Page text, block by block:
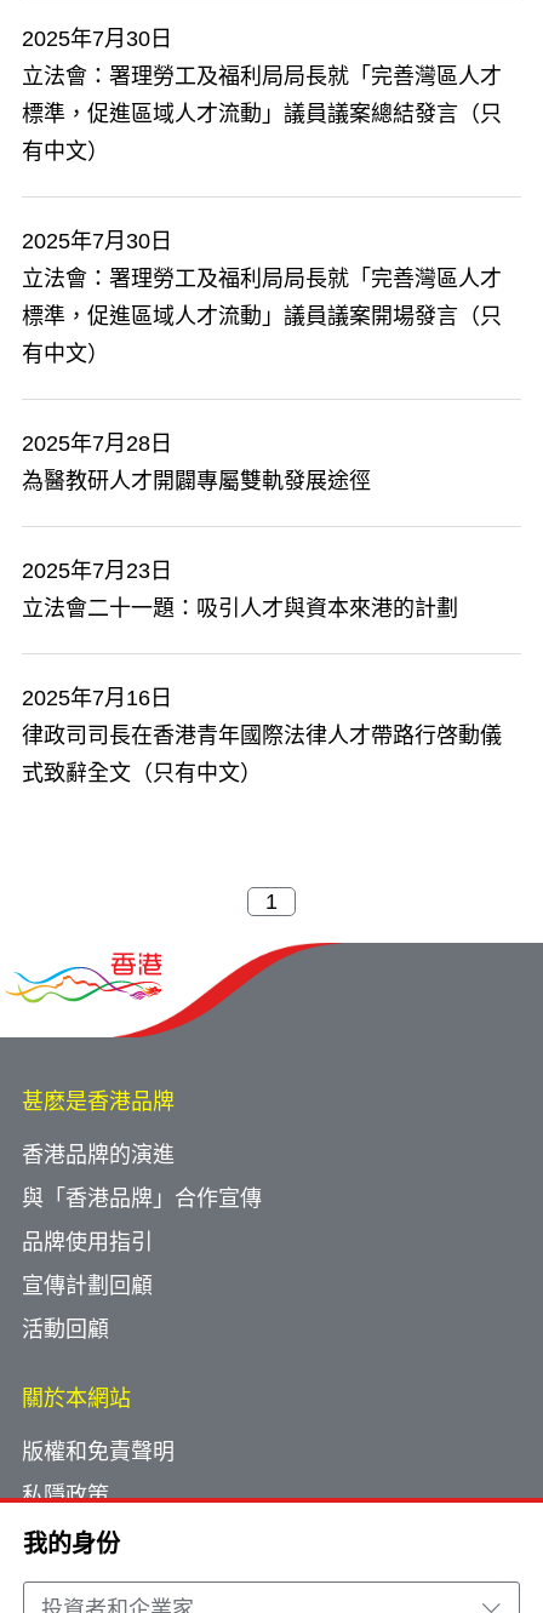
我的身份
2025年7月30日
立法會：署理勞工及福利局局長就「完善灣區人才
標準，促進區域人才流動」議員議案總結發言（只
有中文）
2025年7月30日
立法會：署理勞工及福利局局長就「完善灣區人才
標準，促進區域人才流動」議員議案開場發言（只
有中文）
2025年7月28日
為醫教研人才開闢專屬雙軌發展途徑
2025年7月23日
立法會二十一題：吸引人才與資本來港的計劃
2025年7月16日
​律政司司長在香港青年國際法律人才帶路行啓動儀
式致辭全文（只有中文）
甚麽是香港品牌
香港品牌的演進
與「香港品牌」合作宣傳
品牌使用指引
宣傳計劃回顧
活動回顧
關於本網站
版權和免責聲明
私隱政策
使用小型文字檔案
網頁指南